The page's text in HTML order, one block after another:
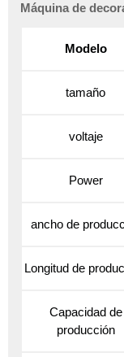
Máquina de
Modelo
tamaño
voltaje
Power
ancho de
Longitud de
Capacidad de
producción